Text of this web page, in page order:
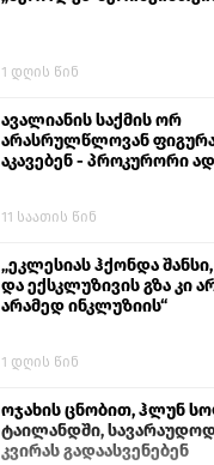
1 დღის წინ
ავალიანის საქმის ორ
არასრულწლოვან
აკავებენ - პროკურორი
11 საათის წინ
„ეკლესიას ჰქონდა
და ექსკლუზივის გზა კი
არამედ ინკლუზიის“
1 დღის წინ
ოჯახის ცნობით, ჰლუნ
ტაილანდში,
კვირას გადაასვენებენ